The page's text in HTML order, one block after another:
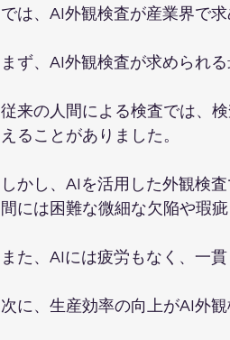
では、AI外観検査が産業界で
まず、AI外観検査が求められ
従来の人間による検査では、
えることがありました。
しかし、AIを活用した外観検
間には困難な微細な欠陥や瑕
また、AIには疲労もなく、一
次に、生産効率の向上がAI外